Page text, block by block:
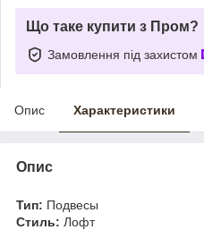
Що таке купити з Пром?
Замовлення під захистом
Опис Характеристики
Опис
Тип: Подвесы
Стиль: Лофт